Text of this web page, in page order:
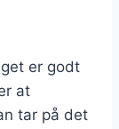
er godt
at
tar på det